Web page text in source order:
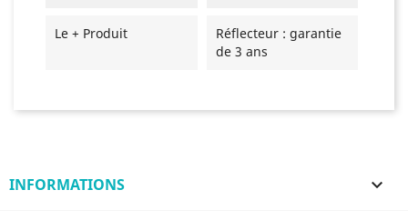
Le + Produit
Réflecteur : garantie
de 3 ans
INFORMATIONS 